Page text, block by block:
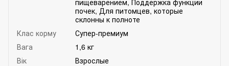
почек, Для питомцев, которые
склонны к полноте
Клас корму
Супер-премиум
Вага
1,6 кг
Вік
Взрослые